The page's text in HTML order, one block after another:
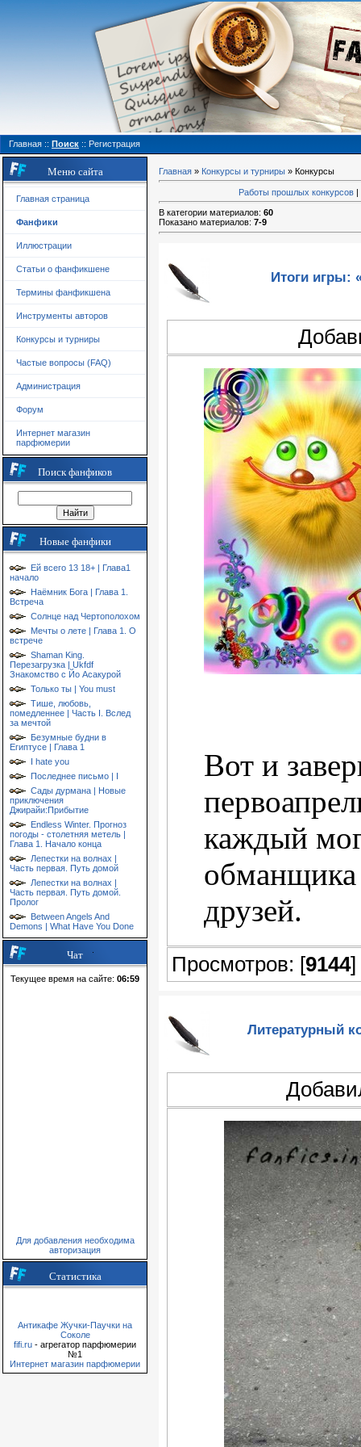
Главная :: Поиск :: Регистрация
Меню сайта
Главная страница
Фанфики
Иллюстрации
Статьи о фанфикшене
Термины фанфикшена
Инструменты авторов
Конкурсы и турниры
Частые вопросы (FAQ)
Администрация
Форум
Интернет магазин
парфюмерии
Поиск фанфиков
Новые фанфики
Ей всего 13 18+ | Глава1
начало
Наёмник Бога | Глава 1.
Встреча
Солнце над Чертополохом
Мечты о лете | Глава 1. О
встрече
Shaman King.
Перезагрузка | Ukfdf
Знакомство с Йо Асакурой
Только ты | You must
Тише, любовь,
помедленнее | Часть I. Вслед
за мечтой
Безумные будни в
Египтусе | Глава 1
I hate you
Последнее письмо | I
Сады дурмана | Новые
приключения
Джирайи:Прибытие
Endless Winter. Прогноз
погоды - столетняя метель |
Глава 1. Начало конца
Лепестки на волнах |
Часть первая. Путь домой
Лепестки на волнах |
Часть первая. Путь домой.
Пролог
Between Angels And
Demons | What Have You Done
Чат
Текущее время на сайте: 06:59
Для добавления необходима
авторизация
Статистика
Антикафе Жучки-Паучки на
Соколе
fifi.ru - агрегатор парфюмерии
№1
Интернет магазин парфюмерии
Главная » Конкурсы и турниры » Конкурсы
Работы прошлых конкурсов |
В категории материалов: 60
Показано материалов: 7-9
Итоги игры:
Вот и
каждый
обманщика
друзей.
Просмотров: [9144
Литературный